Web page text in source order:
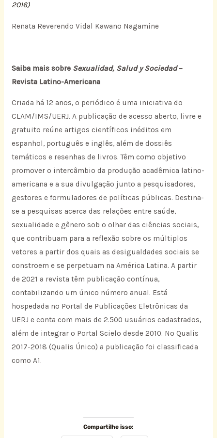
2016)
Renata Reverendo Vidal Kawano Nagamine
Saiba mais sobre Sexualidad, Salud y Sociedad–
Revista Latino-Americana
Criada há 12 anos, o periódico é uma iniciativa do
CLAM/IMS/UERJ. A publicação de acesso aberto, livre e
gratuito reúne artigos científicos inéditos em
espanhol, português e inglês, além de dossiês
temáticos e resenhas de livros. Têm como objetivo
promover o intercâmbio da produção acadêmica latino-
americana e a sua divulgação junto a pesquisadores,
gestores e formuladores de políticas públicas. Destina-
se a pesquisas acerca das relações entre saúde,
sexualidade e gênero sob o olhar das ciências sociais,
que contribuam para a reflexão sobre os múltiplos
vetores a partir dos quais as desigualdades sociais se
constroem e se perpetuam na América Latina. A partir
de 2021 a revista têm publicação contínua,
contabilizando um único número anual. Está
hospedada no Portal de Publicações Eletrônicas da
UERJ e conta com mais de 2.500 usuários cadastrados,
além de integrar o Portal Scielo desde 2010. No Qualis
2017-2018 (Qualis Único) a publicação foi classificada
como A1.
Compartilhe isso: